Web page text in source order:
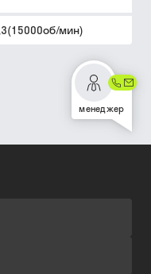
мин)
менеджер